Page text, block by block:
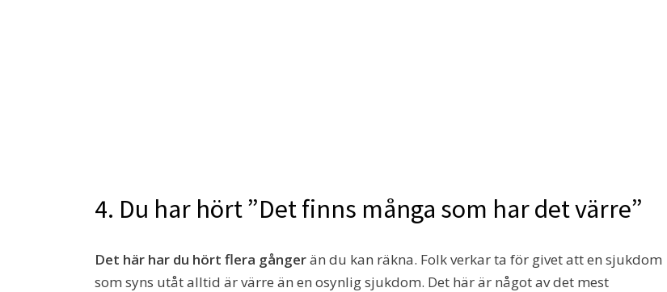
4. Du har hört ”Det finns många som har det värre”
Det här har du hört flera gångerän du kan räkna. Folk verkar ta för givet att en sjukdom
som syns utåt alltid är värre än en osynlig sjukdom. Det här är något av det mest